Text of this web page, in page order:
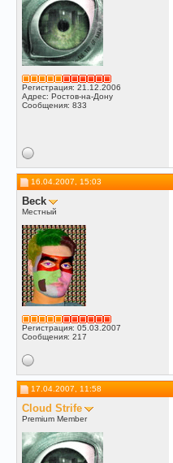
Регистрация: 21.12.2006
Адрес: Ростов-на-Дону
Сообщения: 833
16.04.2007, 15:03
Beck
Местный
Регистрация: 05.03.2007
Сообщения: 217
17.04.2007, 11:58
Cloud Strife
Premium Member